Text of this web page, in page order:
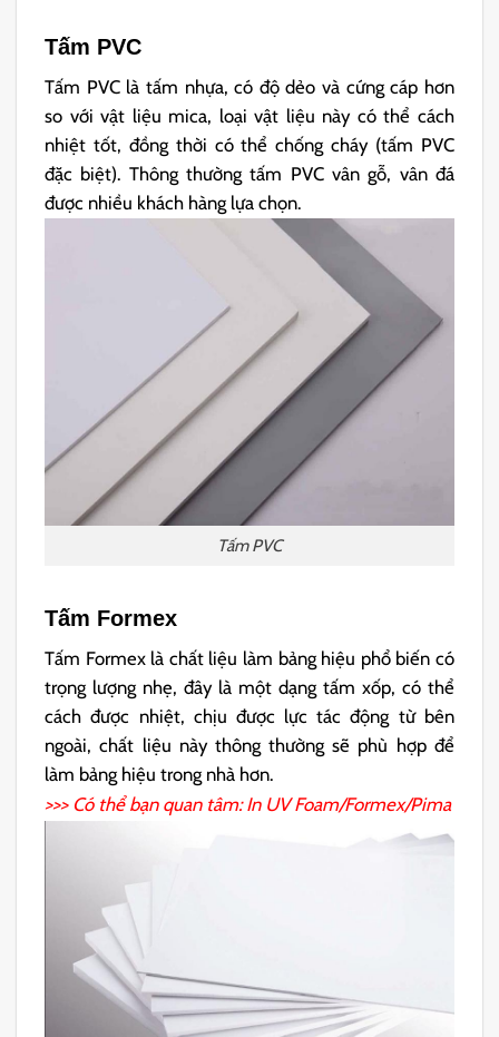
Tấm PVC
Tấm PVC là tấm nhựa, có độ dẻo và cứng cáp hơn
so với vật liệu mica, loại vật liệu này có thể cách
nhiệt tốt, đồng thời có thể chống cháy (tấm PVC
đặc biệt). Thông thường tấm PVC vân gỗ, vân đá
được nhiều khách hàng lựa chọn.
Tấm PVC
Tấm Formex
Tấm Formex là chất liệu làm bảng hiệu phổ biến có
trọng lượng nhẹ, đây là một dạng tấm xốp, có thể
cách được nhiệt, chịu được lực tác động từ bên
ngoài, chất liệu này thông thường sẽ phù hợp để
làm bảng hiệu trong nhà hơn.
>>> Có thể bạn quan tâm:In UV Foam/Formex/Pima